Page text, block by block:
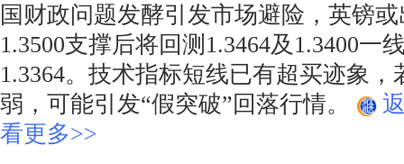
国财政问题发酵引发市场避险，英镑
1.3500支撑后将回测1.3464及1.3400一
1.3364。技术指标短线已有超买迹象
弱，可能引发“假突破”回落行情。
看更多>>